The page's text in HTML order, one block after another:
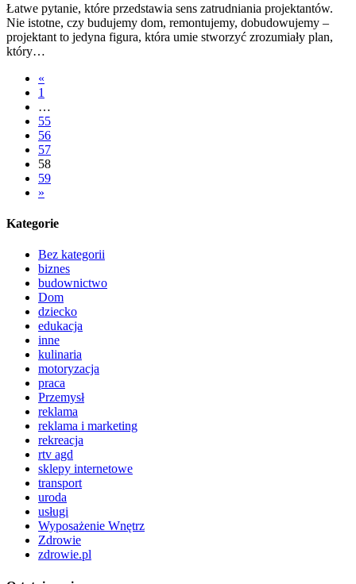
Łatwe pytanie, które przedstawia sens zatrudniania projektantów.
Nie istotne, czy budujemy dom, remontujemy, dobudowujemy –
projektant to jedyna figura, która umie stworzyć zrozumiały plan,
który…
«
1
…
55
56
57
58
59
»
Kategorie
Bez kategorii
biznes
budownictwo
Dom
dziecko
edukacja
inne
kulinaria
motoryzacja
praca
Przemysł
reklama
reklama i marketing
rekreacja
rtv agd
sklepy internetowe
transport
uroda
usługi
Wyposażenie Wnętrz
Zdrowie
zdrowie.pl